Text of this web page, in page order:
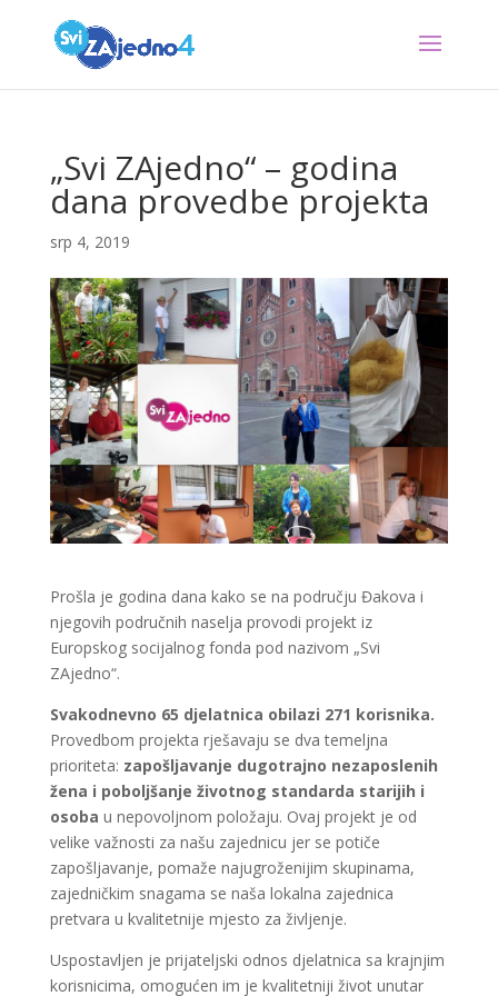
„Svi ZAjedno“ – godina
dana provedbe projekta
srp 4, 2019
Prošla je godina dana kako se na području Đakova i
njegovih područnih naselja provodi projekt iz
Europskog socijalnog fonda pod nazivom „Svi
ZAjedno“.
Svakodnevno 65 djelatnica obilazi 271 korisnika.
Provedbom projekta rješavaju se dva temeljna
prioriteta: zapošljavanje dugotrajno nezaposlenih
žena i poboljšanje životnog standarda starijih i
osoba u nepovoljnom položaju. Ovaj projekt je od
velike važnosti za našu zajednicu jer se potiče
zapošljavanje, pomaže najugroženijim skupinama,
zajedničkim snagama se naša lokalna zajednica
pretvara u kvalitetnije mjesto za življenje.
Uspostavljen je prijateljski odnos djelatnica sa krajnjim
korisnicima, omogućen im je kvalitetniji život unutar